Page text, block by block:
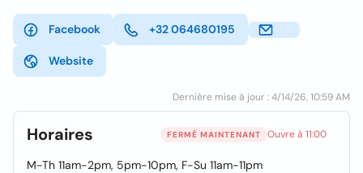
Facebook +32 064680195
Website
Dernière mise à jour : 4/14/26, 10:59 AM
Horaires FERMÉ MAINTENANT Ouvre à 11:00
M-Th 11am-2pm, 5pm-10pm, F-Su 11am-11pm